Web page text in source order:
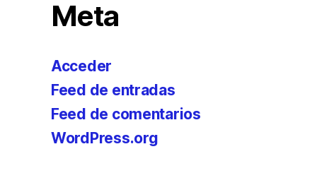
Meta
Acceder
Feed de entradas
Feed de comentarios
WordPress.org